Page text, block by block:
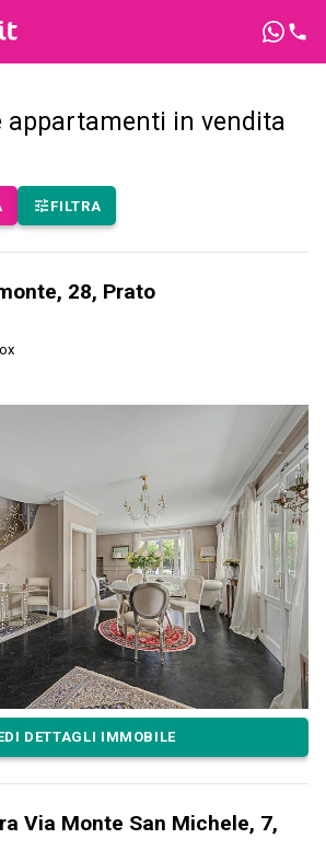
appartamenti in vendita
FILTRA
28, Prato
DETTAGLI IMMOBILE
Via Monte San Michele, 7,